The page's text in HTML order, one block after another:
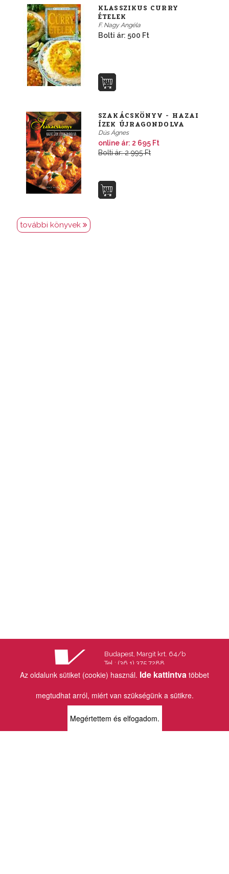
Az oldalunk sütiket (cookie) használ. Ide kattintva többet
megtudhat arról, miért van szükségünk a sütikre.
Megértettem és elfogadom.
KLASSZIKUS CURRY
ÉTELEK
F. Nagy Angéla
Bolti ár: 500 Ft
SZAKÁCSKÖNYV - HAZAI
ÍZEK ÚJRAGONDOLVA
Dús Ágnes
online ár: 2 695 Ft
Bolti ár: 2 995 Ft
további könyvek
Budapest, Margit krt. 64/b
Tel.: (36 1) 375 7288
Fax.: (36 1) 202 7145
Email: